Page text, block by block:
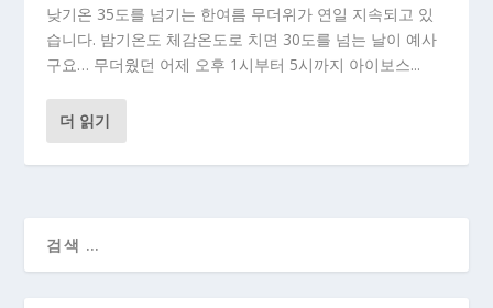
낮기온 35도를 넘기는 한여름 무더위가 연일 지속되고 있
습니다. 밤기온도 체감온도로 치면 30도를 넘는 날이 예사
구요… 무더웠던 어제 오후 1시부터 5시까지 아이보스...
더 읽기